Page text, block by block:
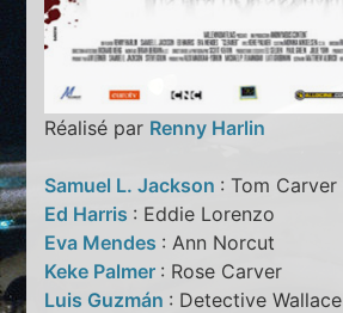
Réalisé par Renny Harlin
Samuel L. Jackson : Tom Carver
Ed Harris : Eddie Lorenzo
Eva Mendes : Ann Norcut
Keke Palmer : Rose Carver
Luis Guzmán : Detective Wallace